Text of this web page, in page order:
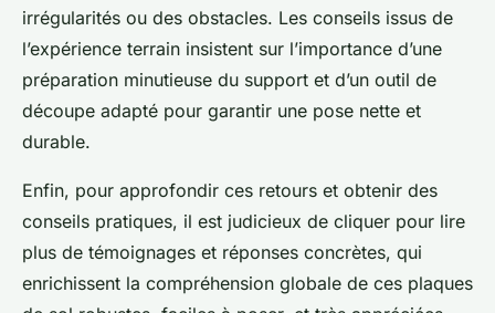
irrégularités ou des obstacles. Les conseils issus de
l’expérience terrain insistent sur l’importance d’une
préparation minutieuse du support et d’un outil de
découpe adapté pour garantir une pose nette et
durable.
Enfin, pour approfondir ces retours et obtenir des
conseils pratiques, il est judicieux de cliquer pour lire
plus de témoignages et réponses concrètes, qui
enrichissent la compréhension globale de ces plaques